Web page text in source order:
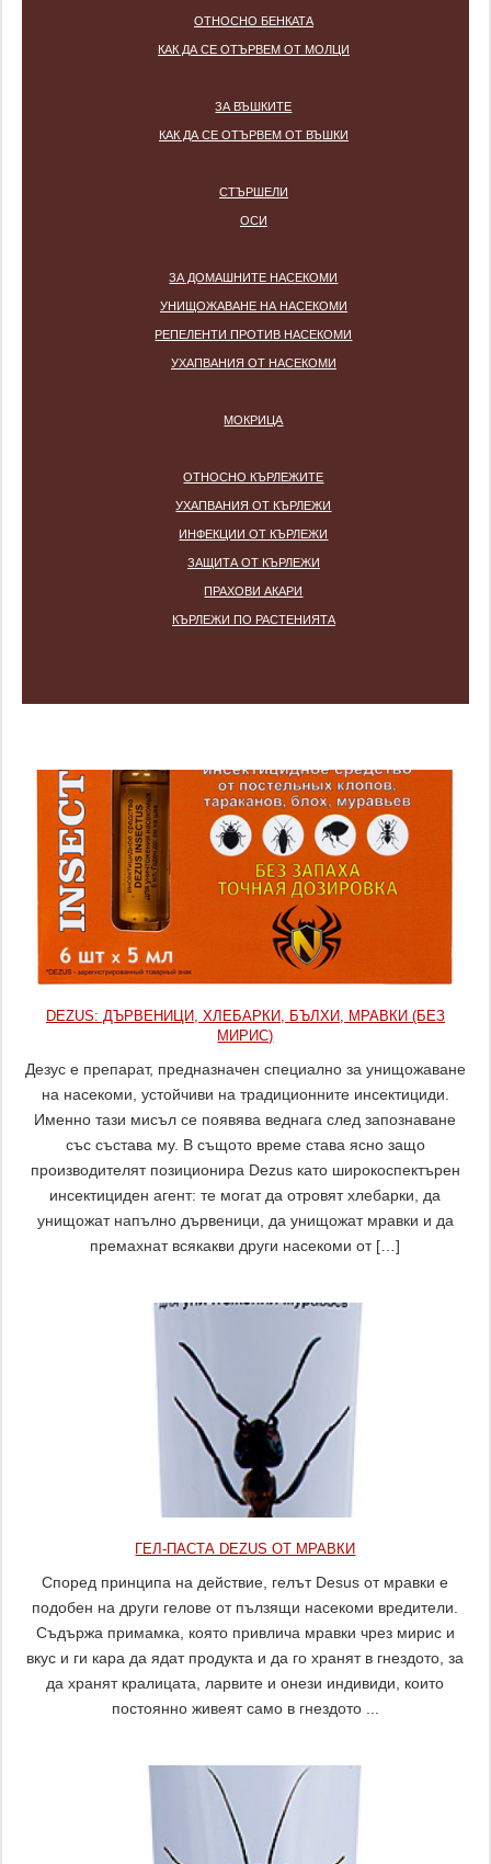
ОТНОСНО БЕНКАТА
КАК ДА СЕ ОТЪРВЕМ ОТ МОЛЦИ
ЗА ВЪШКИТЕ
КАК ДА СЕ ОТЪРВЕМ ОТ ВЪШКИ
СТЪРШЕЛИ
ОСИ
ЗА ДОМАШНИТЕ НАСЕКОМИ
УНИЩОЖАВАНЕ НА НАСЕКОМИ
РЕПЕЛЕНТИ ПРОТИВ НАСЕКОМИ
УХАПВАНИЯ ОТ НАСЕКОМИ
МОКРИЦА
ОТНОСНО КЪРЛЕЖИТЕ
УХАПВАНИЯ ОТ КЪРЛЕЖИ
ИНФЕКЦИИ ОТ КЪРЛЕЖИ
ЗАЩИТА ОТ КЪРЛЕЖИ
ПРАХОВИ АКАРИ
КЪРЛЕЖИ ПО РАСТЕНИЯТА
DEZUS: ДЪРВЕНИЦИ, ХЛЕБАРКИ, БЪЛХИ, МРАВКИ (БЕЗ
МИРИС)
Дезус е препарат, предназначен специално за унищожаване
на насекоми, устойчиви на традиционните инсектициди.
Именно тази мисъл се появява веднага след запознаване
със състава му. В същото време става ясно защо
производителят позиционира Dezus като широкоспектърен
инсектициден агент: те могат да отровят хлебарки, да
унищожат напълно дървеници, да унищожат мравки и да
премахнат всякакви други насекоми от […]
ГЕЛ-ПАСТА DEZUS ОТ МРАВКИ
Според принципа на действие, гелът Desus от мравки е
подобен на други гелове от пълзящи насекоми вредители.
Съдържа примамка, която привлича мравки чрез мирис и
вкус и ги кара да ядат продукта и да го хранят в гнездото, за
да хранят кралицата, ларвите и онези индивиди, които
постоянно живеят само в гнездото ...